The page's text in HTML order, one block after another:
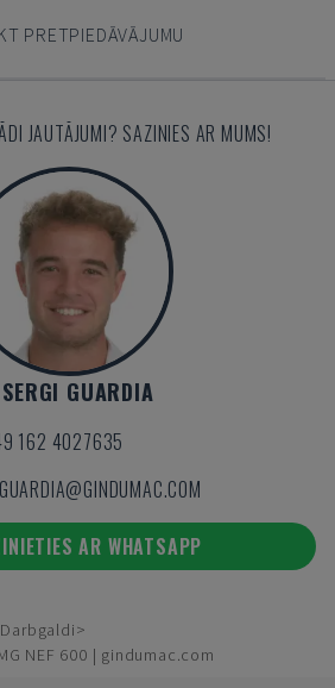
PRETPIEDĀVĀJUMU
JAUTĀJUMI? SAZINIES AR MUMS!
SERGI GUARDIA
162 4027635
AR WHATSAPP
Darbgaldi
NEF 600 | gindumac.com